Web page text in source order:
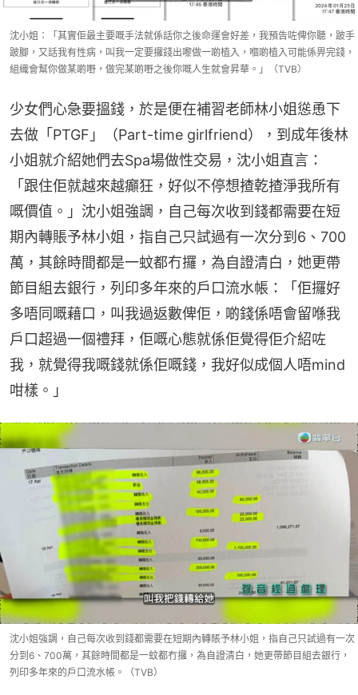
沈小姐：「其實佢最主要嘅手法就係話你之後命運會好差，我預告咗俾你聽，跛手
跛腳，又話我有性病，叫我一定要攞錢出嚟做一啲植入，嗰啲植入可能係畀完錢，
組織會幫你做某啲嘢，做完某啲嘢之後你嘅人生就會昇華。」（TVB）
少女們心急要搵錢，於是便在補習老師林小姐慫恿下
去做「PTGF」（Part-time girlfriend），到成年後林
小姐就介紹她們去Spa場做性交易，沈小姐直言：
「跟住佢就越來越癲狂，好似不停想揸乾揸淨我所有
嘅價值。」沈小姐強調，自己每次收到錢都需要在短
期內轉賬予林小姐，指自己只試過有一次分到6、700
萬，其餘時間都是一蚊都冇攞，為自證清白，她更帶
節目組去銀行，列印多年來的戶口流水帳：「佢攞好
多唔同嘅藉口，叫我過返數俾佢，啲錢係唔會留喺我
戶口超過一個禮拜，佢嘅心態就係佢覺得佢介紹咗
我，就覺得我嘅錢就係佢嘅錢，我好似成個人唔mind
咁樣。」
沈小姐強調，自己每次收到錢都需要在短期內轉賬予林小姐，指自己只試過有一次
分到6、700萬，其餘時間都是一蚊都冇攞，為自證清白，她更帶節目組去銀行，
列印多年來的戶口流水帳。（TVB）